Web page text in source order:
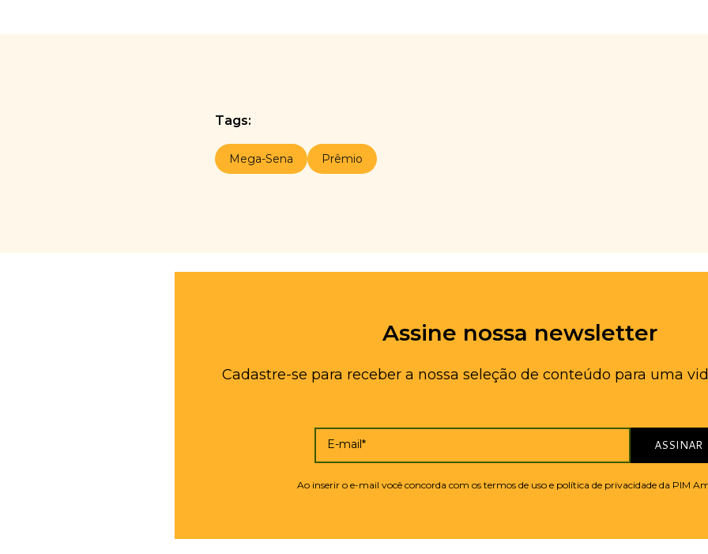
Tags:
Mega-Sena Prêmio
Assine nossa newsletter
Cadastre-se para receber a nossa seleção de conteúdo para uma
E-mail* ASSINAR
Ao inserir o e-mail você concorda com os termos de uso e política de privacidade da PIM